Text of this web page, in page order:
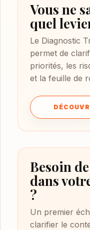
Vous ne
quel
Le Diagnostic
permet de
priorités, les
et la feuille de
Besoin
dans
?
Un premier
clarifier le